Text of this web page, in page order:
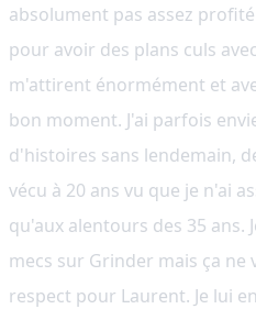
absolument pas assez
pour avoir des plans culs
m'attirent énormément et
bon moment. J'ai parfois
d'histoires sans lendemain,
vécu à 20 ans vu que je n'ai
qu'aux alentours des 35 ans.
mecs sur Grinder mais ça ne
respect pour Laurent. Je lui